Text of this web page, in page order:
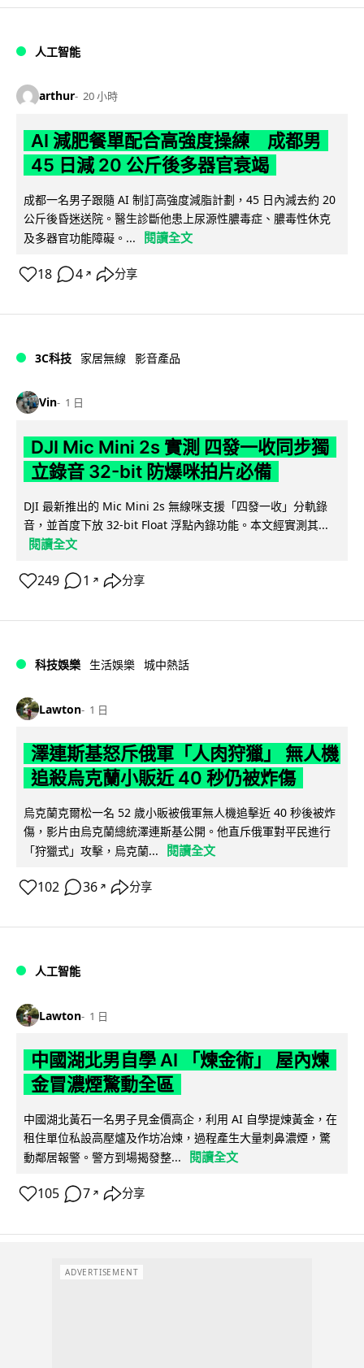
人工智能
arthur 20 小時
AI 減肥餐單配合高強度操練 成都男
45 日減 20 公斤後多器官衰竭
成都一名男子跟隨 AI 制訂高強度減脂計劃，45 日內減去約 20
公斤後昏迷送院。醫生診斷他患上尿源性膿毒症、膿毒性休克
及多器官功能障礙。...
閱讀全文
18 4 ↗ 分享
3C科技 家居無線 影音產品
Vin 1 日
DJI Mic Mini 2s 實測 四發一收同步獨
立錄音 32-bit 防爆咪拍片必備
DJI 最新推出的 Mic Mini 2s 無線咪支援「四發一收」分軌錄
音，並首度下放 32-bit Float 浮點內錄功能。本文經實測其...
閱讀全文
249 1 ↗ 分享
科技娛樂 生活娛樂 城中熱話
Lawton 1 日
澤連斯基怒斥俄軍「人肉狩獵」 無人機
追殺烏克蘭小販近 40 秒仍被炸傷
烏克蘭克爾松一名 52 歲小販被俄軍無人機追擊近 40 秒後被炸
傷，影片由烏克蘭總統澤連斯基公開。他直斥俄軍對平民進行
「狩獵式」攻擊，烏克蘭...
閱讀全文
102 36 ↗ 分享
人工智能
Lawton 1 日
中國湖北男自學 AI 「煉金術」 屋內煉
金冒濃煙驚動全區
中國湖北黃石一名男子見金價高企，利用 AI 自學提煉黃金，在
租住單位私設高壓爐及作坊冶煉，過程產生大量刺鼻濃煙，驚
動鄰居報警。警方到場揭發整...
閱讀全文
105 7 ↗ 分享
ADVERTISEMENT